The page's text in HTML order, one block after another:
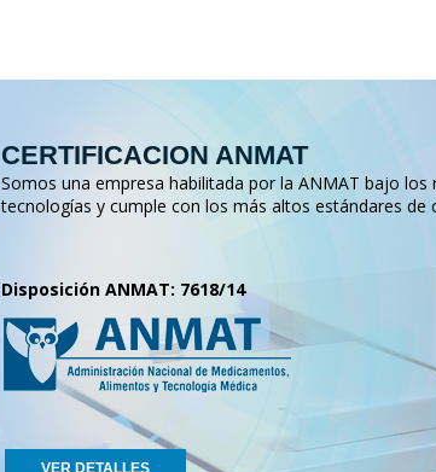
CERTIFICACION ANMAT
Somos una empresa habilitada por la ANMAT bajo
tecnologías y cumple con los más altos estándares de
Disposición ANMAT: 7618/14